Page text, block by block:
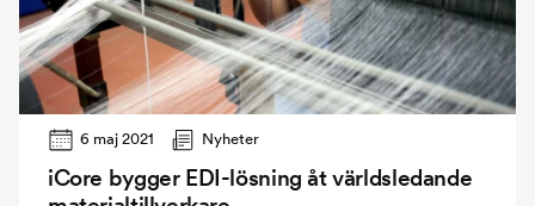
6 maj 2021 Nyheter
iCore bygger EDI-lösning åt världsledande